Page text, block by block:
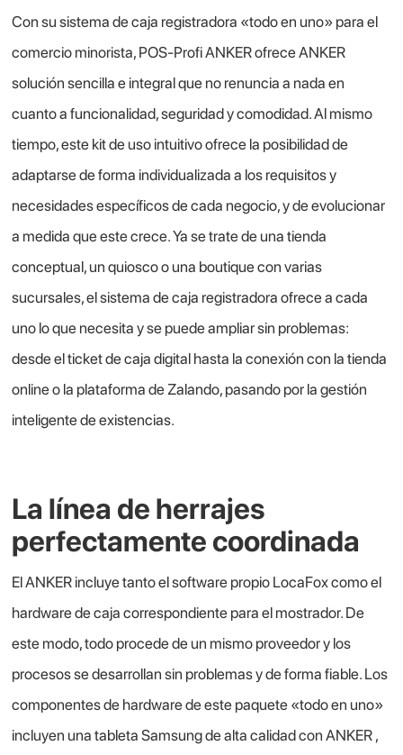
Con su sistema de caja registradora «todo en uno» para el
comercio minorista, POS-Profi ANKER ofrece ANKER
solución sencilla e integral que no renuncia a nada en
cuanto a funcionalidad, seguridad y comodidad. Al mismo
tiempo, este kit de uso intuitivo ofrece la posibilidad de
adaptarse de forma individualizada a los requisitos y
necesidades específicos de cada negocio, y de evolucionar
a medida que este crece. Ya se trate de una tienda
conceptual, un quiosco o una boutique con varias
sucursales, el sistema de caja registradora ofrece a cada
uno lo que necesita y se puede ampliar sin problemas:
desde el ticket de caja digital hasta la conexión con la tienda
online o la plataforma de Zalando, pasando por la gestión
inteligente de existencias.
La línea de herrajes
perfectamente coordinada
El ANKER incluye tanto el software propio LocaFox como el
hardware de caja correspondiente para el mostrador. De
este modo, todo procede de un mismo proveedor y los
procesos se desarrollan sin problemas y de forma fiable. Los
componentes de hardware de este paquete «todo en uno»
incluyen una tableta Samsung de alta calidad con ANKER ,